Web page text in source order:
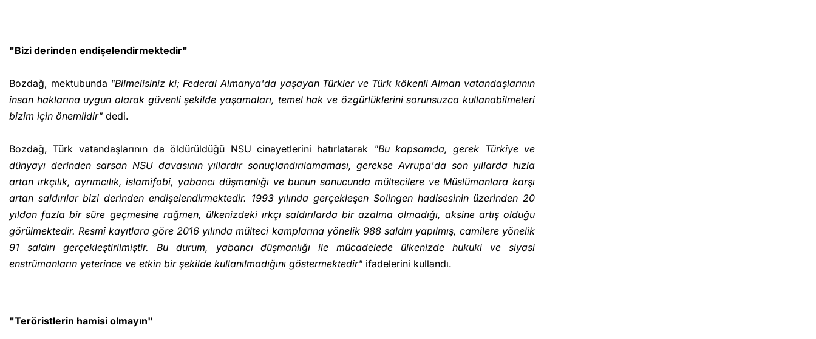
"Bizi derinden endişelendirmektedir"
Bozdağ, mektubunda "Bilmelisiniz ki; Federal Almanya'da yaşayan Türkler ve Türk kökenli Alman vatandaşlarının
insan haklarına uygun olarak güvenli şekilde yaşamaları, temel hak ve özgürlüklerini sorunsuzca kullanabilmeleri
bizim için önemlidir" dedi.
Bozdağ, Türk vatandaşlarının da öldürüldüğü NSU cinayetlerini hatırlatarak
"Bu kapsamda, gerek Türkiye ve
dünyayı derinden sarsan NSU davasının yıllardır sonuçlandırılamaması, gerekse Avrupa'da son yıllarda hızla
artan ırkçılık, ayrımcılık, islamifobi, yabancı düşmanlığı ve bunun sonucunda mültecilere ve Müslümanlara karşı
artan saldırılar bizi derinden endişelendirmektedir. 1993 yılında gerçekleşen Solingen hadisesinin üzerinden 20
yıldan fazla bir süre geçmesine rağmen, ülkenizdeki ırkçı saldırılarda bir azalma olmadığı, aksine artış olduğu
görülmektedir. Resmî kayıtlara göre 2016 yılında mülteci kamplarına yönelik 988 saldırı yapılmış, camilere yönelik
91 saldırı gerçekleştirilmiştir. Bu durum, yabancı düşmanlığı ile mücadelede ülkenizde hukuki ve siyasi
enstrümanların yeterince ve etkin bir şekilde kullanılmadığını göstermektedir" ifadelerini kullandı.
"Teröristlerin hamisi olmayın"